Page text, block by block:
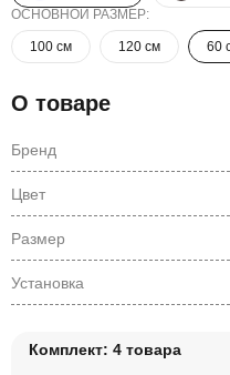
ОСНОВНОЙ РАЗМЕР:
100 см 120 см 60
О товаре
Бренд
Цвет
Размер
Установка
Комплект: 4 товара